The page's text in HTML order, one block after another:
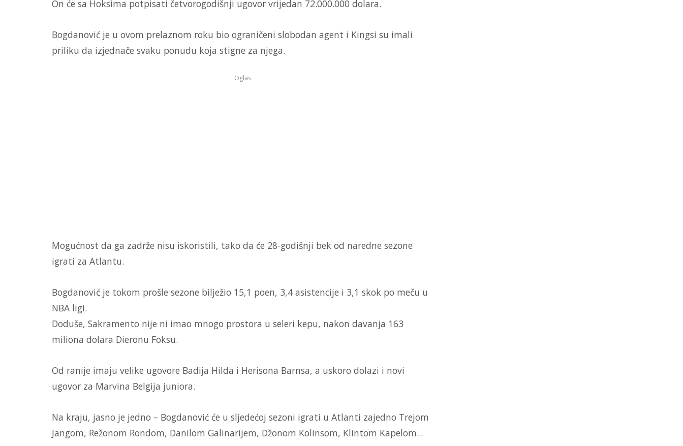
On će sa Hoksima potpisati četvorogodišnji ugovor vrijedan 72.000.000 dolara.
Bogdanović je u ovom prelaznom roku bio ograničeni slobodan agent i Kingsi su imali
priliku da izjednače svaku ponudu koja stigne za njega.
Oglas
Mogućnost da ga zadrže nisu iskoristili, tako da će 28-godišnji bek od naredne sezone
igrati za Atlantu.
Bogdanović je tokom prošle sezone bilježio 15,1 poen, 3,4 asistencije i 3,1 skok po meču u
NBA ligi.
Doduše, Sakramento nije ni imao mnogo prostora u seleri kepu, nakon davanja 163
miliona dolara Dieronu Foksu.
Od ranije imaju velike ugovore Badija Hilda i Herisona Barnsa, a uskoro dolazi i novi
ugovor za Marvina Belgija juniora.
Na kraju, jasno je jedno – Bogdanović će u sljedećoj sezoni igrati u Atlanti zajedno Trejom
Jangom, Režonom Rondom, Danilom Galinarijem, Džonom Kolinsom, Klintom Kapelom...